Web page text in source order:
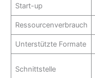
Start-up
Ressourcenverbrauch
Unterstützte Formate
Schnittstelle